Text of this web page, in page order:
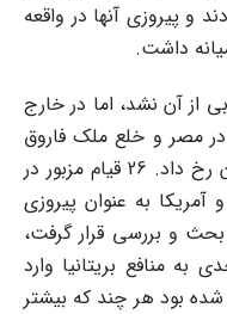
و پیروزی آنها در واقعه
از آن نشد، اما در خارج
در مصر و خلع ملک فاروق
بود که در کمتر از یک هفته پس از آن رخ داد. 26 قیام مزبور در
به عنوان پیروزی
و بررسی قرار گرفت،
منافع بریتانیا وارد
شده بود هر چند که بیشتر